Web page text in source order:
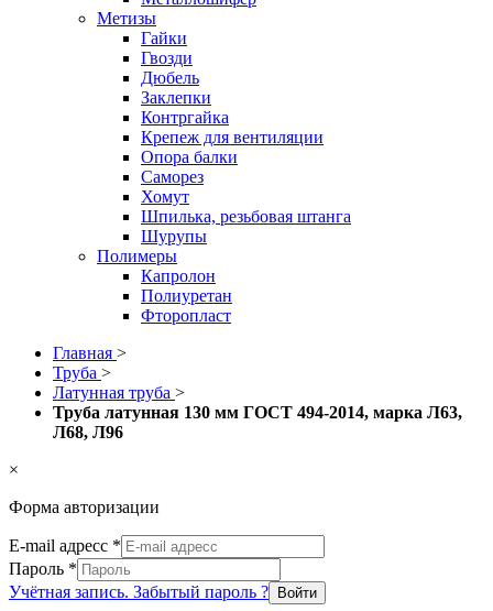
Метизы
Гайки
Гвозди
Дюбель
Заклепки
Контргайка
Крепеж для вентиляции
Опора балки
Саморез
Хомут
Шпилька, резьбовая штанга
Шурупы
Полимеры
Капролон
Полиуретан
Фторопласт
Главная >
Труба >
Латунная труба >
Труба латунная 130 мм ГОСТ 494-2014, марка Л63,
Л68, Л96
×
Форма авторизации
E-mail адресс *
Пароль *
Учётная запись. Забытый пароль ?
Войти